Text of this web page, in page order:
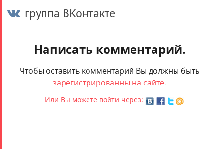
группа ВКонтакте
Написать комментарий.
Чтобы оставить комментарий Вы должны быть
зарегистрированны на сайте.
Или Вы можете войти через: